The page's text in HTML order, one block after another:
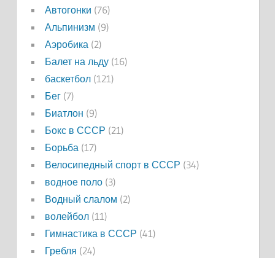
Автогонки (76)
Альпинизм (9)
Аэробика(2)
Балет на льду(16)
баскетбол(121)
Бег(7)
Биатлон (9)
Бокс в СССР (21)
Борьба(17)
Велосипедный спорт в СССР (34)
водное поло(3)
Водный слалом (2)
волейбол(11)
Гимнастика в СССР (41)
Гребля (24)